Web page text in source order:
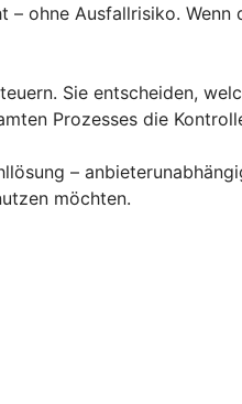
ohne Ausfallrisiko.
Sie entscheiden,
Prozesses die
–
möchten.